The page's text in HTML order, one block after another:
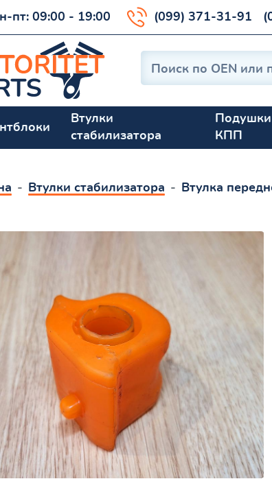
пт: 09:00 - 19:00 (099) 371-31-91
Втулки
стабилизатора
Подушки
КПП
Втулки стабилизатора Втулка